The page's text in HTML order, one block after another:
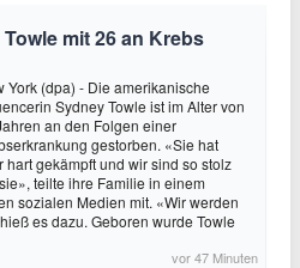
mit 26 an Krebs
York (dpa) - Die amerikanische
Sydney Towle ist im Alter von
an den Folgen einer
gestorben. «Sie hat
hart gekämpft und wir sind so stolz
teilte ihre Familie in einem
sozialen Medien mit. «Wir werden
es dazu. Geboren wurde Towle
vor 47 Minuten